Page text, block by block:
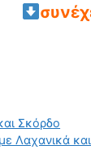
Σκόρδο
Λαχανικά